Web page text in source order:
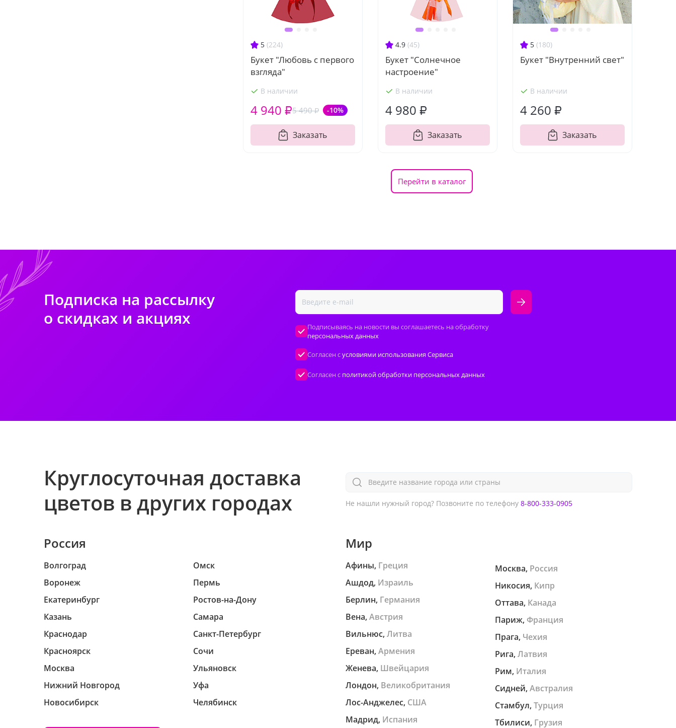
5 (224)
Букет "Любовь с первого
взгляда"
В наличии
5 490 ₽ -10%
4 940 ₽
Заказать
4.9 (45)
Букет "Солнечное
настроение"
В наличии
4 980 ₽
Заказать
5 (180)
Букет "Внутренний свет"
В наличии
4 260 ₽
Заказать
Перейти в каталог
Подписка на рассылку
о скидках и акциях
Подписываясь на новости вы соглашаетесь на обработку
персональных данных
Согласен сусловиями использования Сервиса
Согласен с политикой обработки персональных данных
Круглосуточная доставка
цветов в других городах
Введите название города или страны
Россия
Волгоград
Воронеж
Екатеринбург
Казань
Краснодар
Красноярск
Москва
Нижний Новгород
Новосибирск
Омск
Пермь
Ростов-на-Дону
Самара
Санкт-Петербург
Сочи
Ульяновск
Уфа
Челябинск
Мир
Афины, Греция
Ашдод, Израиль
Берлин, Германия
Вена, Австрия
Вильнюс, Литва
Ереван, Армения
Женева, Швейцария
Лондон, Великобритания
Лос-Анджелес, США
Мадрид, Испания
Москва, Россия
Никосия, Кипр
Оттава, Канада
Париж, Франция
Прага, Чехия
Рига, Латвия
Рим, Италия
Сидней, Австралия
Стамбул, Турция
Тбилиси, Грузия
Не нашли нужный город? Позвоните по телефону 8-800-333-0905